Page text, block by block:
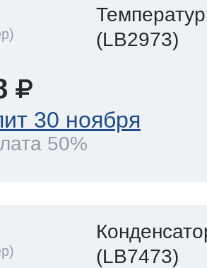
(LB2973)
30 ноября
50%
(LB7473)